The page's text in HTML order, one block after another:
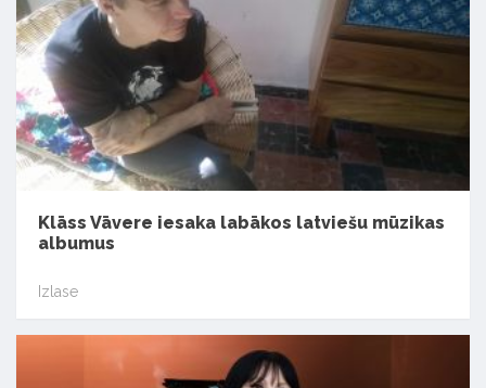
Klāss Vāvere iesaka labākos latviešu mūzikas
albumus
Izlase